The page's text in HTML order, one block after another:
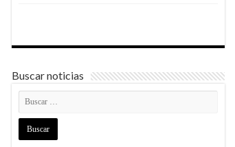
Buscar noticias